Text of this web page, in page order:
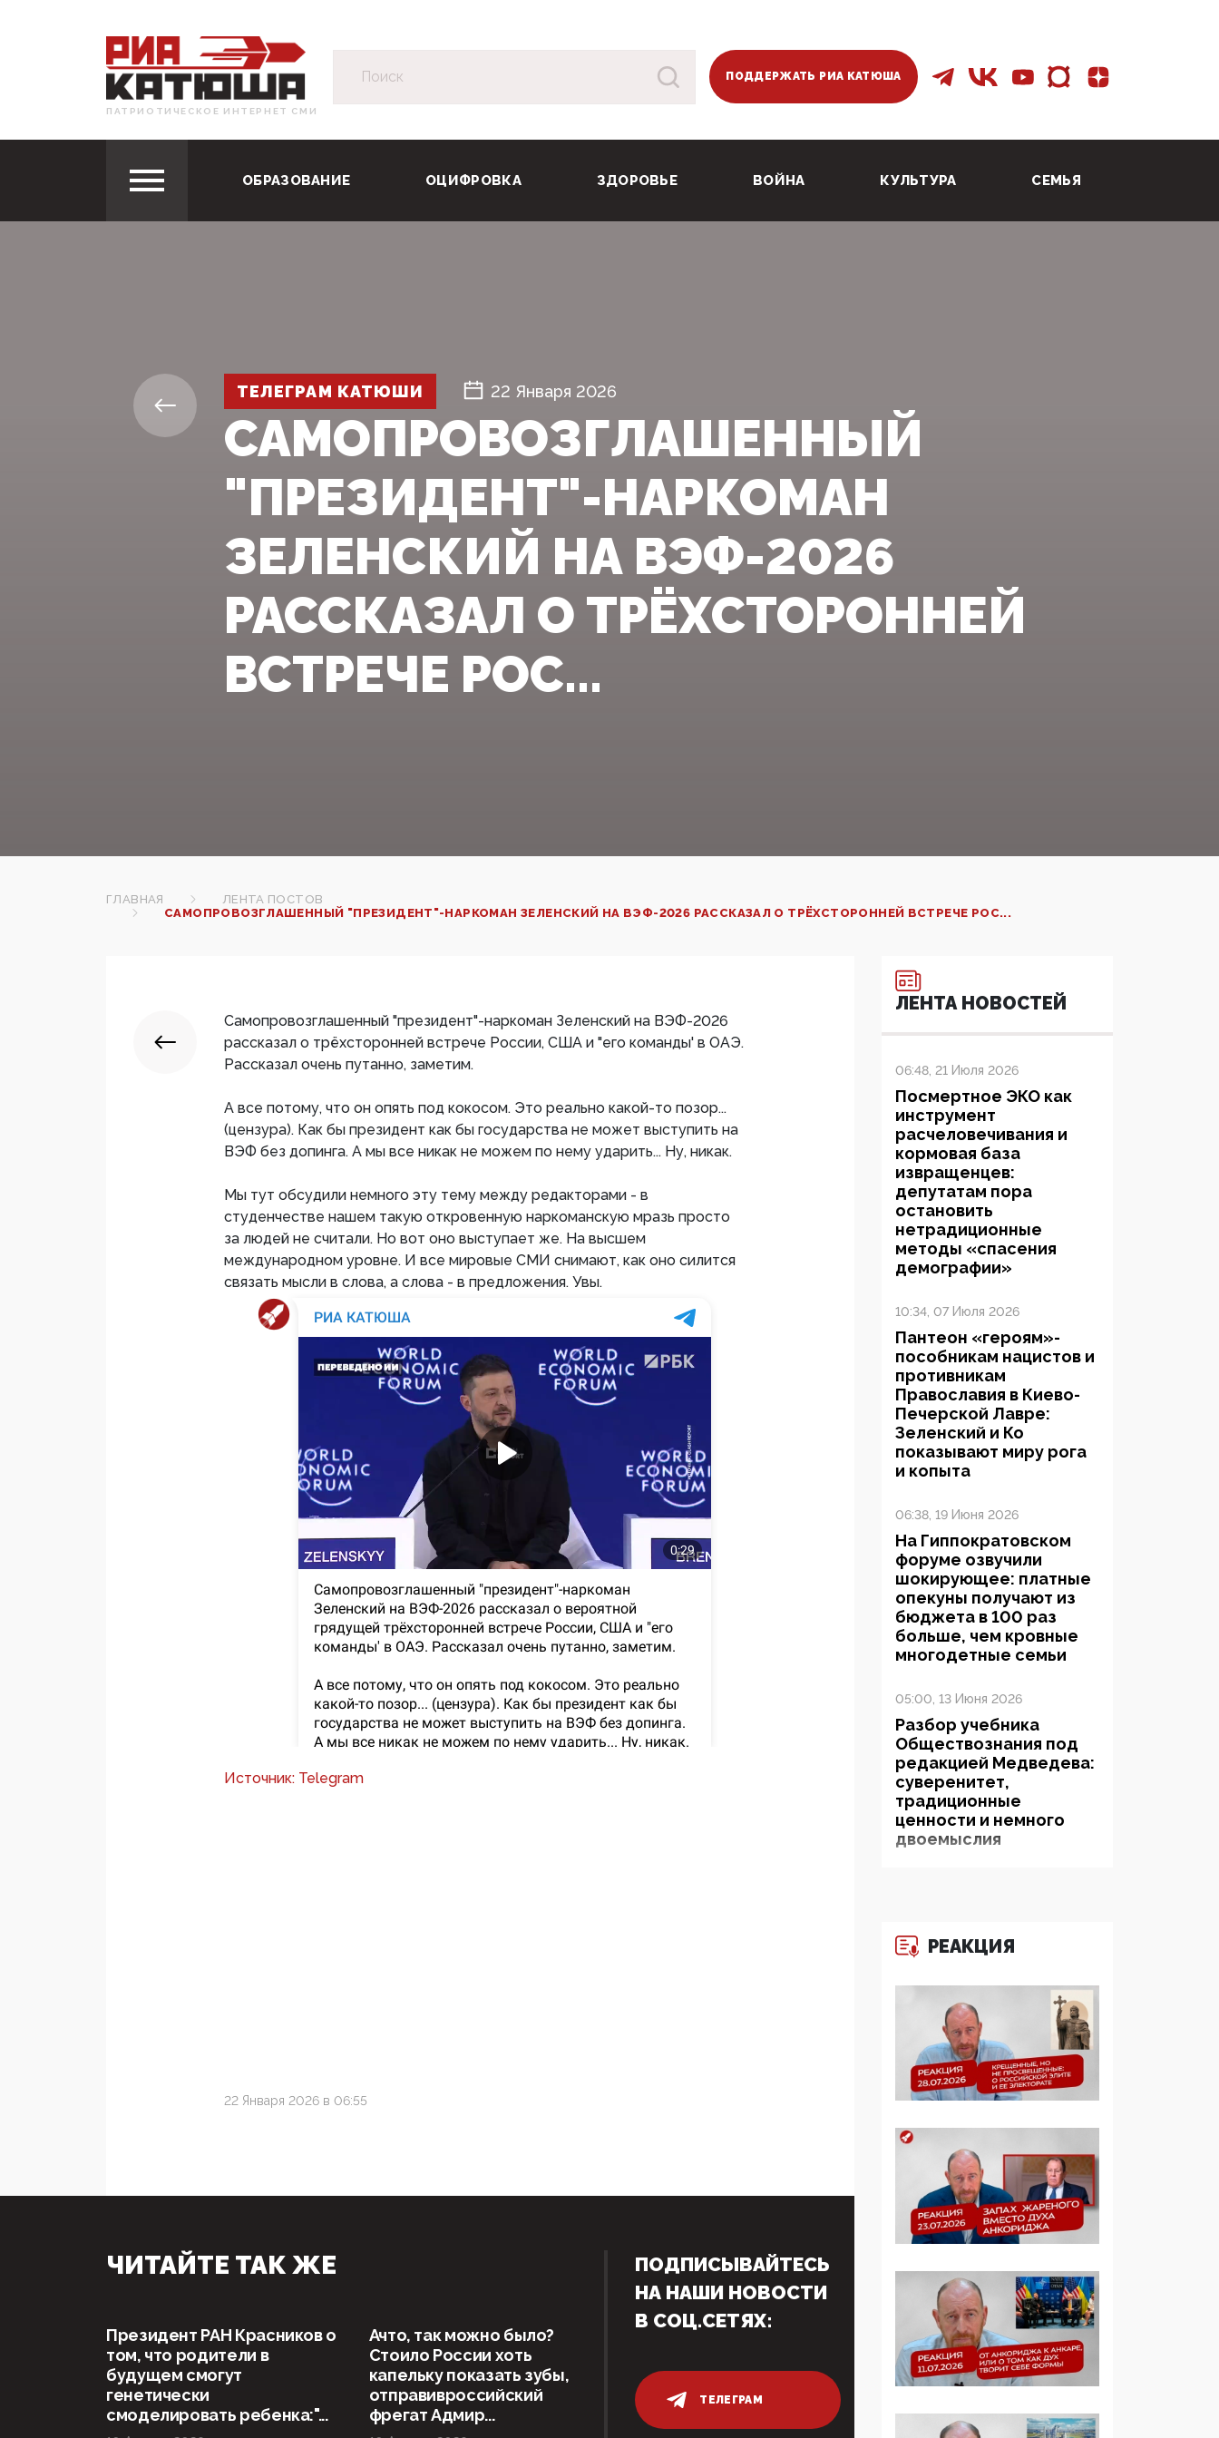
ПАТРИОТИЧЕСКОЕ ИНТЕРНЕТ СМИ
ПОДДЕРЖАТЬ РИА КАТЮША
ОБРАЗОВАНИЕ ОЦИФРОВКА ЗДОРОВЬЕ ВОЙНА КУЛЬТУРА СЕМЬЯ
ТЕЛЕГРАМ КАТЮШИ 22 Января 2026
САМОПРОВОЗГЛАШЕННЫЙ
"ПРЕЗИДЕНТ"-НАРКОМАН
ЗЕЛЕНСКИЙ НА ВЭФ-2026
РАССКАЗАЛ О ТРЁХСТОРОННЕЙ
ВСТРЕЧЕ РОС...
ГЛАВНАЯ
ЛЕНТА ПОСТОВ
САМОПРОВОЗГЛАШЕННЫЙ "ПРЕЗИДЕНТ"-НАРКОМАН ЗЕЛЕНСКИЙ НА ВЭФ-2026 РАССКАЗАЛ О ТРЁХСТОРОННЕЙ ВСТРЕЧЕ РОС...
Самопровозглашенный "президент"-наркоман Зеленский на ВЭФ-2026
рассказал о трёхсторонней встрече России, США и "его команды' в ОАЭ.
Рассказал очень путанно, заметим.
А все потому, что он опять под кокосом. Это реально какой-то позор...
(цензура). Как бы президент как бы государства не может выступить на
ВЭФ без допинга. А мы все никак не можем по нему ударить... Ну, никак.
Мы тут обсудили немного эту тему между редакторами - в
студенчестве нашем такую откровенную наркоманскую мразь просто
за людей не считали. Но вот оно выступает же. На высшем
международном уровне. И все мировые СМИ снимают, как оно силится
связать мысли в слова, а слова - в предложения. Увы.
Источник: Telegram
22 Января 2026 в 06:55
ЛЕНТА НОВОСТЕЙ
06:48, 21 Июля 2026
Посмертное ЭКО как
инструмент
расчеловечивания и
кормовая база
извращенцев:
депутатам пора
остановить
нетрадиционные
методы «спасения
демографии»
10:34, 07 Июля 2026
Пантеон «героям»-
пособникам нацистов и
противникам
Православия в Киево-
Печерской Лавре:
Зеленский и Ко
показывают миру рога
и копыта
06:38, 19 Июня 2026
На Гиппократовском
форуме озвучили
шокирующее: платные
опекуны получают из
бюджета в 100 раз
больше, чем кровные
многодетные семьи
05:00, 13 Июня 2026
Разбор учебника
Обществознания под
редакцией Медведева:
суверенитет,
традиционные
ценности и немного
двоемыслия
экстремистскую
ЮНЕСКО в России, но
цифроглобалисты
продолжают
определять повестку в
образовании
09:43, 01 Июня 2026
5G за счет здоровья
граждан: Минцифры
намерено отобрать у
регионов и
муниципалитетов право
защищать жилые дома
и социальные объекты
05:58, 26 Мая 2026
Роскомнадзор
освободили от борца с
деструктивным и
опасным контентом
РЕАКЦИЯ
ЧИТАЙТЕ ТАК ЖЕ
Президент РАН Красников о
том, что родители в
будущем смогут
генетически
смоделировать ребенка:"...
Ачто, так можно было?
Стоило России хоть
капельку показать зубы,
отправивроссийский
фрегат Адмир...
ПОДПИСЫВАЙТЕСЬ
НА НАШИ НОВОСТИ
В СОЦ.СЕТЯХ:
ТЕЛЕГРАМ